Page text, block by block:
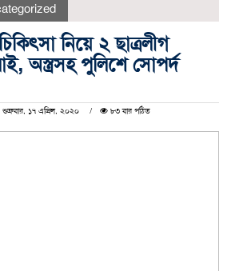
নিয়ে ২ ছাত্রলীগ
অস্ত্রসহ পুলিশে সোপর্দ
১৭ এপ্রিল, ২০২০
৮৩ বার পঠিত